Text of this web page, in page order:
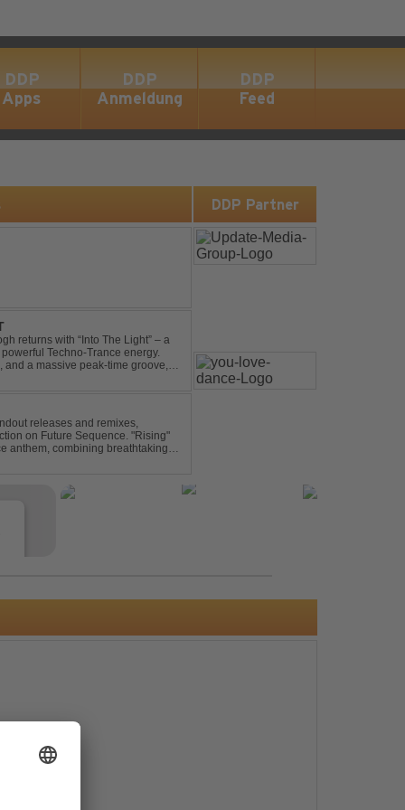
DDP
Apps
DDP
Anmeldung
DDP
Feed
returns with “Into The Light” – a
Techno-Trance energy.
a massive peak-time groove,
releases and remixes,
on Future Sequence. "Rising"
anthem, combining breathtaking
DDP Partner